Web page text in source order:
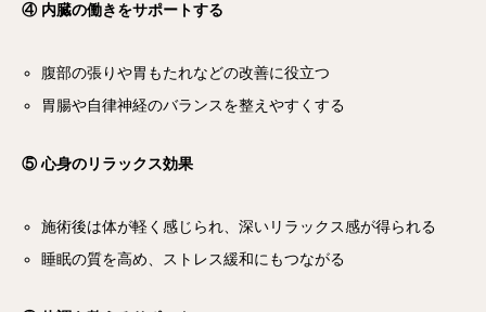
④ 内臓の働きをサポートする
腹部の張りや胃もたれなどの改善に役立つ
胃腸や自律神経のバランスを整えやすくする
⑤ 心身のリラックス効果
施術後は体が軽く感じられ、深いリラックス感が得られる
睡眠の質を高め、ストレス緩和にもつながる